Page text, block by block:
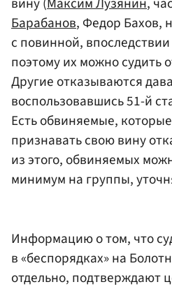
Барабанов, Федор Бахов,
с повинной,
поэтому их можно судить
Другие отказываются
воспользовавшись 51-й
Есть обвиняемые,
признавать свою вину
из этого, обвиняемых
минимум на группы,
Информацию о том, что
в «беспорядках» на
отдельно, подтверждают